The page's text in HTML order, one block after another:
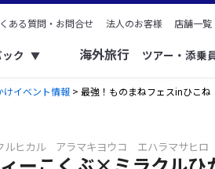
ある質問・お問合せ 法人のお客様 店舗一覧
ク ▼ 海外旅行 ツアー・添乗
けイベント情報 > 最強！ものまねフェスinひこ
ヒカル アラマキヨウコ エハラマサヒロ